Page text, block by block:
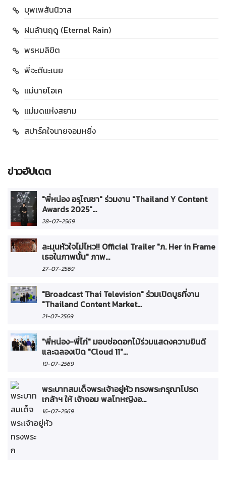
บุพเพสันนิวาส
ฝนล้านฤดู (Eternal Rain)
พรหมลิขิต
พี่จะตีนะเนย
แม่นายโอเค
แม่มดแห่งสยาม
สปาร์คใจนายจอมหยิ่ง
ข่าวอัปเดต
"พี่หน่อง อรุโณชา" ร่วมงาน "Thailand Y Content
Awards 2025"...
28-07-2569
ละมุนหัวใจไม่ไหว!! Official Trailer "ภ. Her in Frame
เธอในภาพนั้น" ภาพ...
27-07-2569
"Broadcast Thai Television" ร่วมเปิดบูธที่งาน
"Thailand Content Market...
21-07-2569
"พี่หน่อง-พี่ไก่" มอบช่อดอกไม้ร่วมแสดงความยินดี
และฉลองเปิด "Cloud 11"...
19-07-2569
พระบาทสมเด็จพระเจ้าอยู่หัว ทรงพระกรุณาโปรด
เกล้าฯ ให้ เจ้าจอม พลโทหญิงอ...
16-07-2569